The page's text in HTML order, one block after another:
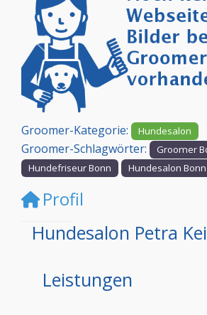
Vorheriges
Groomer-Kategorie: Hundesalon
Groomer-Schlagwörter:
Groomer
Hundefriseur Bonn
Hundesalon Bonn
Profil
Hundesalon Petra
Leistungen